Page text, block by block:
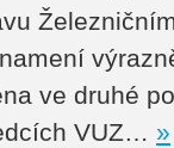
ve druhé
VUZ… »